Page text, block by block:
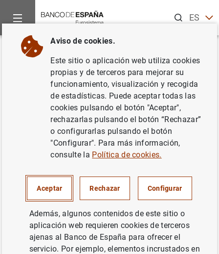
ESEN
Inicio Publicaciones
Volver
Aspectos climáticos de las
carteras de inversión del Banco
de España 2026
de inversión del Banco de España.
Autor: Banco de España
BANCO DE ESPAÑA
Aviso de cookies.
Este sitio o aplicación web utiliza cookies
propias y de terceros para mejorar su
funcionamiento, visualización y recogida
de estadísticas. Puede aceptar todas las
cookies pulsando el botón "Aceptar",
rechazarlas pulsando el botón “Rechazar”
o configurarlas pulsando el botón
"Configurar". Para más información,
consulte la Política de cookies.
Aceptar Rechazar Configurar
Además, algunos contenidos de este sitio o
aplicación web requieren cookies de terceros
ajenas al Banco de España para ofrecer el
servicio. Por ejemplo, elementos incrustados en